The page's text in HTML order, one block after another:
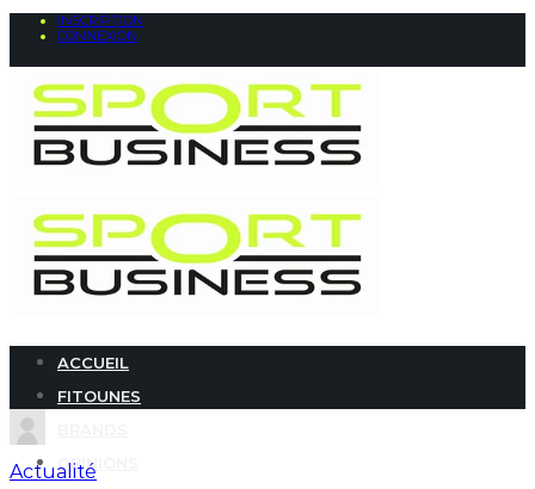
INSCRIPTION
CONNEXION
ACCUEIL
FITOUNES
OPINIONS
Actualité